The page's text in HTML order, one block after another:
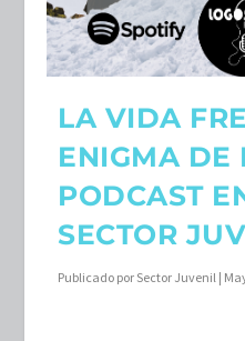
LA VIDA
ENIGMA DE
PODCAST
SECTOR
Publicado por Sector Juvenil |